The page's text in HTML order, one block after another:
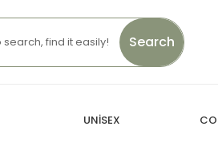
Search
UNİSEX